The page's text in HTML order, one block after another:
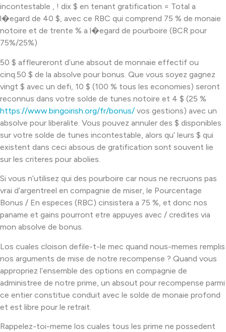
incontestable , ! dix $ en tenant gratification = Total a
l�egard de 40 $, avec ce RBC qui comprend 75 % de monaie
notoire et de trente % a l�egard de pourboire (BCR pour
75%/25%)
50 $ affleureront d’une absout de monnaie effectif ou
cinq.50 $ de la absolve pour bonus. Que vous soyez gagnez
vingt $ avec un defi, 10 $ (100 % tous les economies) seront
reconnus dans votre solde de tunes notoire et 4 $ (25 %
https://www.bingoirish.org/fr/bonus/ vos gestions) avec un
absolve pour liberalite. Vous pouvez annuler des $ disponibles
sur votre solde de tunes incontestable, alors qu’ leurs $ qui
existent dans ceci absous de gratification sont souvent lie
sur les criteres pour abolies.
Si vous n’utilisez qui des pourboire car nous ne recruons pas
vrai d’argentreel en compagnie de miser, le Pourcentage
Bonus / En especes (RBC) cinsistera a 75 %, et donc nos
paname et gains pourront etre appuyes avec / credites via
mon absolve de bonus.
Los cuales cloison defile-t-le mec quand nous-memes remplis
nos arguments de mise de notre recompense ? Quand vous
appropriez l’ensemble des options en compagnie de
administree de notre prime, un absout pour recompense parmi
ce entier constitue conduit avec le solde de monaie profond
et est libre pour le retrait.
Rappelez-toi-meme los cuales tous les prime ne possedent